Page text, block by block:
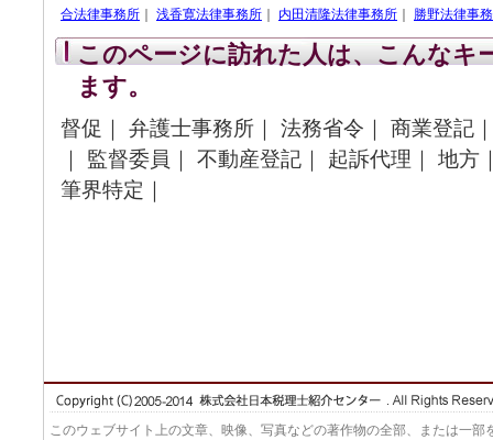
合法律事務所
浅香寛法律事務所 内田清隆法律事務所 勝野法律事
このページに訪れた人は、こんなキ
ます。
督促｜ 弁護士事務所｜ 法務省令｜ 商業登記
｜ 監督委員｜ 不動産登記｜ 起訴代理｜ 地
筆界特定｜
このウェブサイト上の文章、映像、写真などの著作物の全部、または一